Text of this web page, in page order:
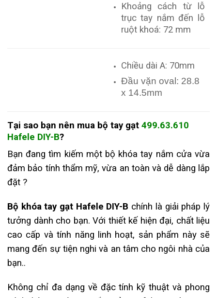
Khoảng cách từ lỗ
trục tay nắm đến lỗ
ruột khoá: 72 mm
Chiều dài A: 70mm
Đầu vặn oval: 28.8
x 14.5mm
Tại sao bạn nên mua bộ tay gạt 499.63.610
Hafele DIY-B?
Bạn đang tìm kiếm một bộ khóa tay nắm cửa vừa
đảm bảo tính thẩm mỹ, vừa an toàn và dễ dàng lắp
đặt ?
Bộ khóa tay gạt Hafele DIY-B chính là giải pháp lý
tưởng dành cho bạn. Với thiết kế hiện đại, chất liệu
cao cấp và tính năng linh hoạt, sản phẩm này sẽ
mang đến sự tiện nghi và an tâm cho ngôi nhà của
bạn..
Không chỉ đa dạng về đặc tính kỹ thuật và phong